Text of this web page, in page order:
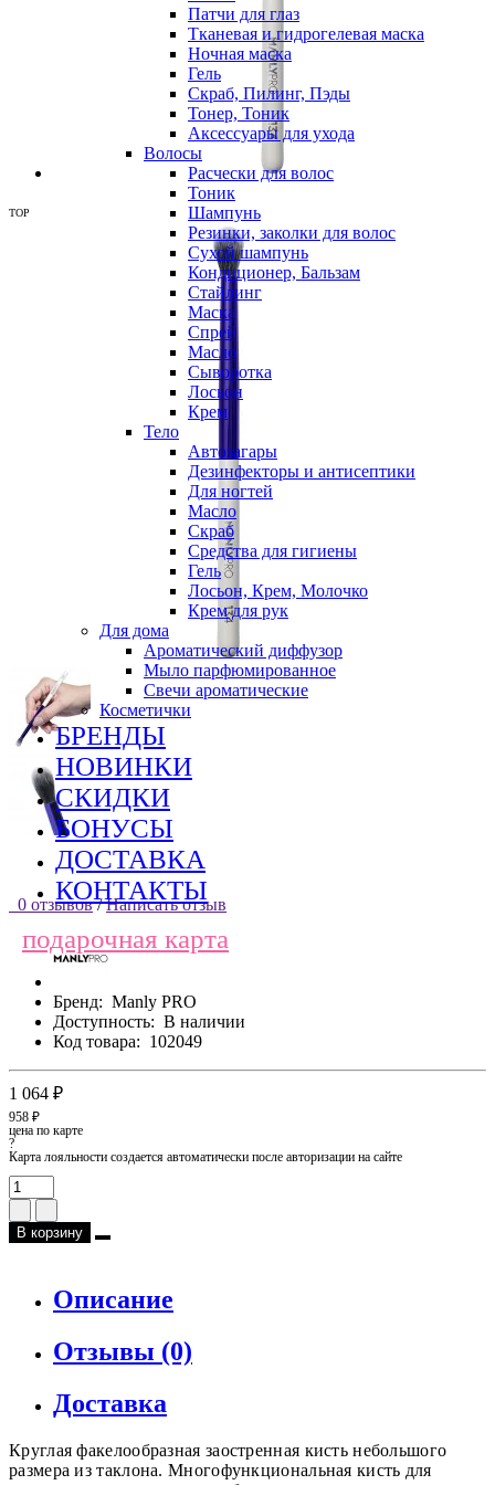
Патчи для глаз
Тканевая и гидрогелевая маска
Ночная маска
Гель
Скраб, Пилинг, Пэды
Тонер, Тоник
Аксессуары для ухода
Волосы
Расчески для волос
Тоник
Шампунь
Резинки, заколки для волос
Сухой шампунь
Кондиционер, Бальзам
Стайлинг
Маска
Спрей
Масло
Сыворотка
Лосьон
Крем
Тело
Автозагары
Дезинфекторы и антисептики
Для ногтей
Масло
Скраб
Средства для гигиены
Гель
Лосьон, Крем, Молочко
Крем для рук
Для дома
Ароматический диффузор
Мыло парфюмированное
Свечи ароматические
Косметички
БРЕНДЫ
НОВИНКИ
СКИДКИ
БОНУСЫ
ДОСТАВКА
КОНТАКТЫ
подарочная карта
TOP
0 отзывов / Написать отзыв
Бренд: Manly PRO
Доступность: В наличии
Код товара: 102049
1 064 ₽
958 ₽
цена по карте
?
Карта лояльности создается автоматически после авторизации на сайте
В корзину
Описание
Отзывы (0)
Доставка
Круглая факелообразная заостренная кисть небольшого
размера из таклона. Многофункциональная кисть для